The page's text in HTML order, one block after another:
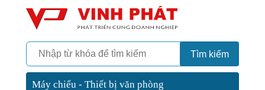
Vinh Phát Cần Thơ Tìm kiếm
Máy chiếu - Thiết bị văn phòng